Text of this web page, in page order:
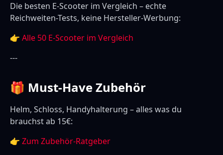
Die besten E-Scooter im Vergleich – echte
Reichweiten-Tests, keine Hersteller-Werbung:
👉 Alle 50 E-Scooter im Vergleich
---
🎁 Must-Have Zubehör
Helm, Schloss, Handyhalterung – alles was du
brauchst ab 15€:
👉 Zum Zubehör-Ratgeber